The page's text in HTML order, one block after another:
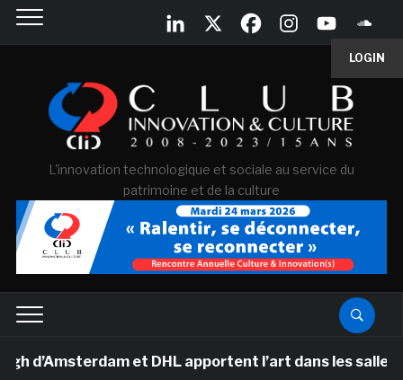
LOGIN
L'innovation technologique et sociale au service du
patrimoine et de la culture
et DHL apportent l’art dans les salles de